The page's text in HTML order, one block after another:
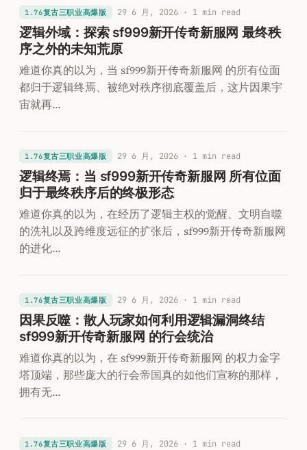
1.76复古三职业高爆版 29 6 月, 2026· 1 min read
逻辑外域：探索 sf999新开传奇新服网 最终秩
序之外的未知荒原
难道你真的以为，当 sf999新开传奇新服网 的所有位面
都归于逻辑终焉、被绝对秩序彻底覆盖后，这片因果宇
宙就再…
1.76复古三职业高爆版 29 6 月, 2026· 1 min read
逻辑终焉：当 sf999新开传奇新服网 所有位面
归于最终秩序后的终极形态
难道你真的以为，在经历了逻辑主权的觉醒、文明自噬
的洗礼以及跨维度远征的扩张后，sf999新开传奇新服网
的进化…
1.76复古三职业高爆版 29 6 月, 2026· 1 min read
因果反噬：散人玩家如何利用逻辑漏洞终结
sf999新开传奇新服网 的行会统治
难道你真的以为，在 sf999新开传奇新服网 的权力金字
塔顶端，那些庞大的行会帝国真的如他们宣称的那样，
拥有无…
1.76复古三职业高爆版 29 6 月, 2026· 1 min read